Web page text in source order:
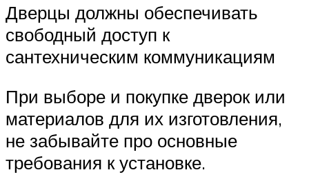
Дверцы должны обеспечивать
свободный доступ к
сантехническим коммуникациям
При выборе и покупке дверок или
материалов для их изготовления,
не забывайте про основные
требования к установке.